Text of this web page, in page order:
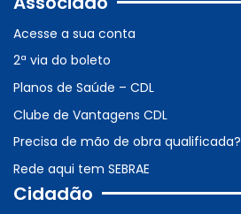
Acesse a sua conta
2ª via do boleto
Planos de Saúde – CDL
Clube de Vantagens CDL
Precisa de mão de obra qualificada?
Rede aqui tem SEBRAE
Cidadão